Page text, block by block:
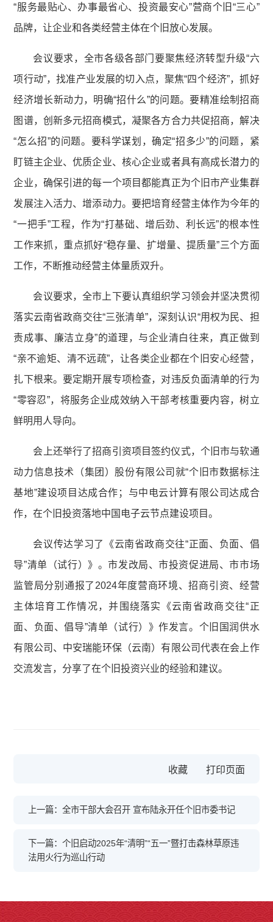
“服务最贴心、办事最省心、投资最安心”营商个旧“三心”
品牌，让企业和各类经营主体在个旧放心发展。
会议要求，全市各级各部门要聚焦经济转型升级“六
项行动”，找准产业发展的切入点，聚焦“四个经济”，抓好
经济增长新动力，明确“招什么”的问题。要精准绘制招商
图谱，创新多元招商模式，凝聚各方合力共促招商，解决
“怎么招”的问题。要科学谋划，确定“招多少”的问题，紧
盯链主企业、优质企业、核心企业或者具有高成长潜力的
企业，确保引进的每一个项目都能真正为个旧市产业集群
发展注入活力、增添动力。要把培育经营主体作为今年的
“一把手”工程，作为“打基础、增后劲、利长远”的根本性
工作来抓，重点抓好“稳存量、扩增量、提质量”三个方面
工作，不断推动经营主体量质双升。
会议要求，全市上下要认真组织学习领会并坚决贯彻
落实云南省政商交往“三张清单”，深刻认识“用权为民、担
责成事、廉洁立身”的道理，与企业清白往来，真正做到
“亲不逾矩、清不远疏”，让各类企业都在个旧安心经营，
扎下根来。要定期开展专项检查，对违反负面清单的行为
“零容忍”，将服务企业成效纳入干部考核重要内容，树立
鲜明用人导向。
会上还举行了招商引资项目签约仪式，个旧市与软通
动力信息技术（集团）股份有限公司就“个旧市数据标注
基地”建设项目达成合作；与中电云计算有限公司达成合
作，在个旧投资落地中国电子云节点建设项目。
会议传达学习了《云南省政商交往“正面、负面、倡
导”清单（试行）》。市发改局、市投资促进局、市市场
监管局分别通报了2024年度营商环境、招商引资、经营
主体培育工作情况，并围绕落实《云南省政商交往“正
面、负面、倡导”清单（试行）》作发言。个旧国润供水
有限公司、中安瑞能环保（云南）有限公司代表在会上作
交流发言，分享了在个旧投资兴业的经验和建议。
收藏
上一篇：全市干部大会召开 宣布陆永开任个旧市委书记
下一篇：个旧启动2025年“清明”“五一”暨打击森林草原违
法用火行为巡山行动